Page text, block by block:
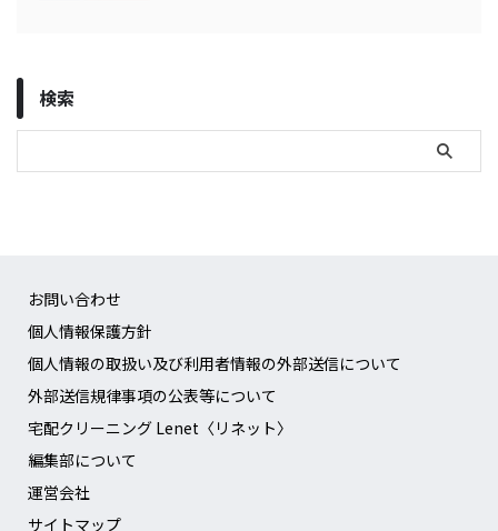
検索
お問い合わせ
個人情報保護方針
個人情報の取扱い及び利用者情報の外部送信について
外部送信規律事項の公表等について
宅配クリーニング Lenet〈リネット〉
編集部について
運営会社
サイトマップ